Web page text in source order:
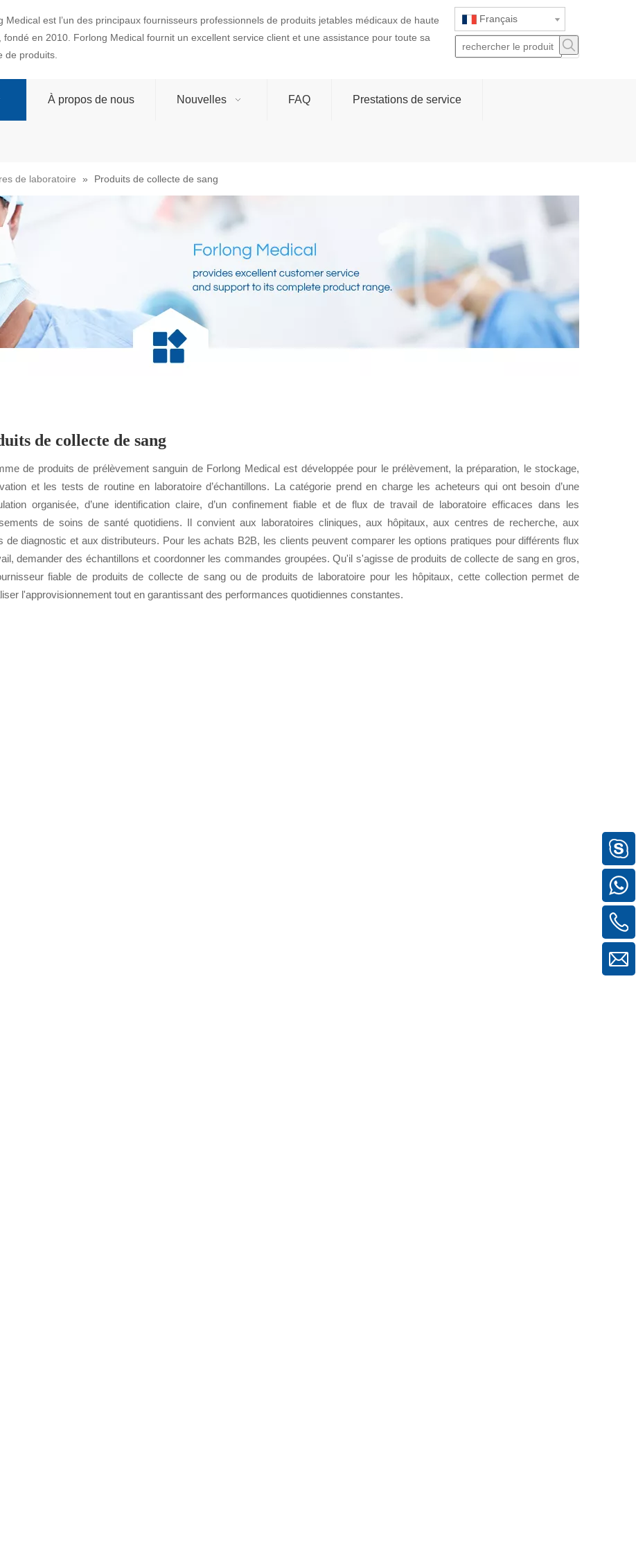
Medical est l’un des principaux fournisseurs professionnels de produits jetables médicaux de haute
fondé en 2010. Forlong Medical fournit un excellent service client et une assistance pour toute sa
de produits.
Français
À propos de nous Nouvelles FAQ Prestations de service
de laboratoire » Produits de collecte de sang
de collecte de sang
de produits de prélèvement sanguin de Forlong Medical est développée pour le prélèvement, la préparation, le stockage,
et les tests de routine en laboratoire d’échantillons. La catégorie prend en charge les acheteurs qui ont besoin d’une
organisée, d’une identification claire, d’un confinement fiable et de flux de travail de laboratoire efficaces dans les
de soins de santé quotidiens. Il convient aux laboratoires cliniques, aux hôpitaux, aux centres de recherche, aux
de diagnostic et aux distributeurs. Pour les achats B2B, les clients peuvent comparer les options pratiques pour différents flux
demander des échantillons et coordonner les commandes groupées. Qu'il s'agisse de produits de collecte de sang en gros,
fiable de produits de collecte de sang ou de produits de laboratoire pour les hôpitaux, cette collection permet de
l'approvisionnement tout en garantissant des performances quotidiennes constantes.